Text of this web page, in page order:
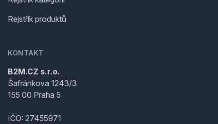
Rejstřík produktů
KONTAKT
B2M.CZ s.r.o.
Šafránkova 1243/3
155 00 Praha 5
IČO: 27455971